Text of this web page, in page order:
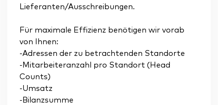
Lieferanten/Ausschreibungen.
Für maximale Effizienz benötigen wir vorab
von Ihnen:
-Adressen der zu betrachtenden Standorte
-Mitarbeiteranzahl pro Standort (Head
Counts)
-Umsatz
-Bilanzsumme